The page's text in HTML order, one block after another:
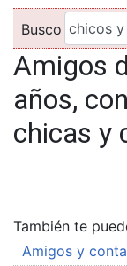
Busco
Amigos
años,
chicas y
También te
Amigos y